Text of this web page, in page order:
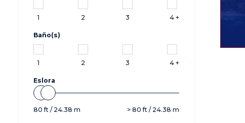
1 2 3 4 +
Baño(s)
1 2 3 4 +
Eslora
80 ft / 24.38 m > 80 ft / 24.38 m